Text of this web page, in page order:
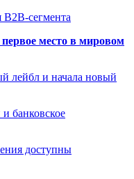
сегмента
место в мировом
лейбл и начала новый
банковское
доступны